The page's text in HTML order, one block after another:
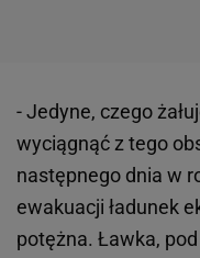
- Jedyne, czego
wyciągnąć z tego
następnego dnia w
ewakuacji ładunek
potężna. Ławka,